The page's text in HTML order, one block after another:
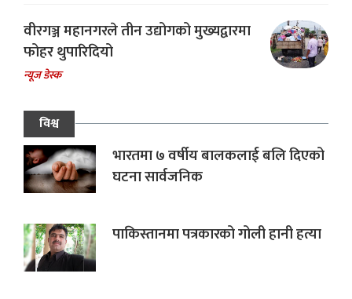
वीरगञ्ज महानगरले तीन उद्योगको मुख्यद्वारमा
फोहर थुपारिदियो
न्यूज डेस्क
विश्व
भारतमा ७ वर्षीय बालकलाई बलि दिएको
घटना सार्वजनिक
पाकिस्तानमा पत्रकारको गोली हानी हत्या